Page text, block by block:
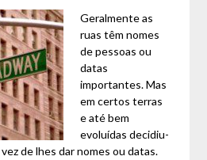
Geralmente as
ruas têm nomes
de pessoas ou
datas
importantes. Mas
em certos terras
e até bem
evoluídas decidiu-
de lhes dar nomes ou datas.